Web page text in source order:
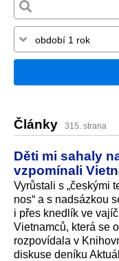
Články 315. strana
Děti mi sahaly
vzpomínali
Vyrůstali s „českými
nos“ a s nadsázkou
i přes knedlík ve
Vietnamců, která se
rozpovídala v
diskuse deníku